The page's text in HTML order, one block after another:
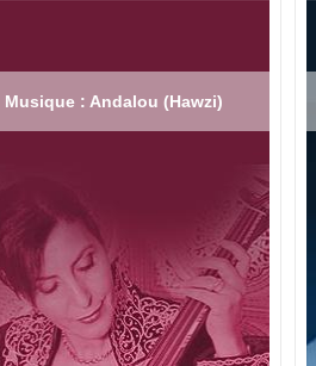
Musique : Andalou (Hawzi)